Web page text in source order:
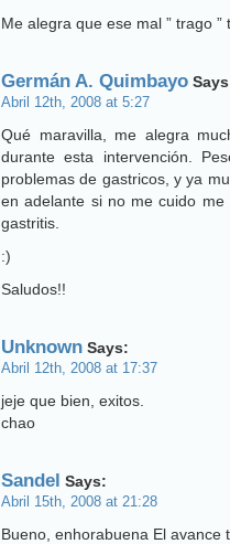
Me alegra que ese mal ” trago
Germán A. Quimbayo
Abril 12th, 2008 at 5:27
Qué maravilla, me alegra
durante esta intervención.
problemas de gastricos, y ya
en adelante si no me cuido
gastritis.
:)
Saludos!!
Unknown Says:
Abril 12th, 2008 at 17:37
jeje que bien, exitos.
chao
Sandel Says:
Abril 15th, 2008 at 21:28
Bueno, enhorabuena El avance